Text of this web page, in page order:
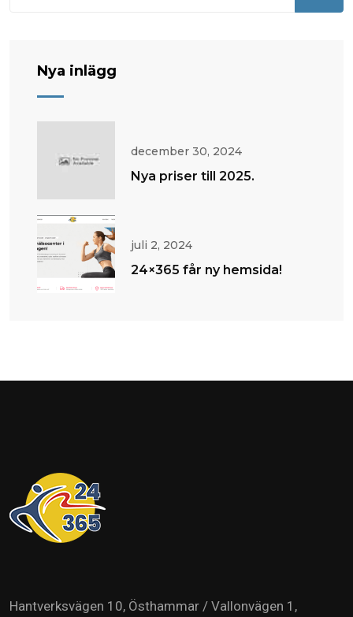
Nya inlägg
december 30, 2024
Nya priser till 2025.
juli 2, 2024
24×365 får ny hemsida!
Hantverksvägen 10, Östhammar / Vallonvägen 1,